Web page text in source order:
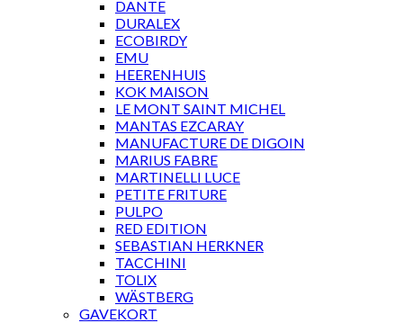
DANTE
DURALEX
ECOBIRDY
EMU
HEERENHUIS
KOK MAISON
LE MONT SAINT MICHEL
MANTAS EZCARAY
MANUFACTURE DE DIGOIN
MARIUS FABRE
MARTINELLI LUCE
PETITE FRITURE
PULPO
RED EDITION
SEBASTIAN HERKNER
TACCHINI
TOLIX
WÄSTBERG
GAVEKORT